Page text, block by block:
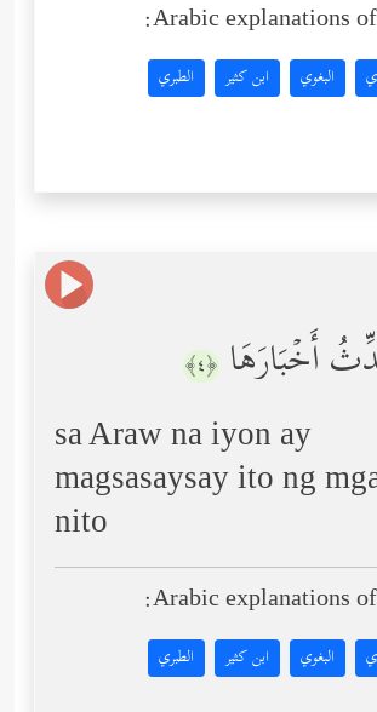
Arabic explanations
البغوي ابن كثير الطبري
أَخۡبَارَهَا ﴿٤﴾
sa Araw na iyon ay
magsasaysay ito ng
nito
Arabic explanations
البغوي ابن كثير الطبري